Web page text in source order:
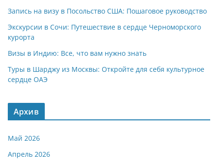
Запись на визу в Посольство США: Пошаговое руководство
Экскурсии в Сочи: Путешествие в сердце Черноморского
курорта
Визы в Индию: Все, что вам нужно знать
Туры в Шарджу из Москвы: Откройте для себя культурное
сердце ОАЭ
Архив
Май 2026
Апрель 2026